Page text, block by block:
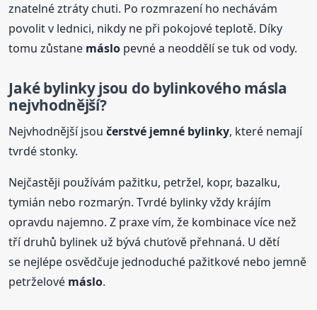
znatelné ztráty chuti. Po rozmrazení ho nechávám
povolit v lednici, nikdy ne při pokojové teplotě. Díky
tomu zůstane máslo pevné a neoddělí se tuk od vody.
Jaké bylinky jsou do bylinkového másla
nejvhodnější?
Nejvhodnější jsoučerstvé jemné bylinky, které nemají
tvrdé stonky.
Nejčastěji používám pažitku, petržel, kopr, bazalku,
tymián nebo rozmarýn. Tvrdé bylinky vždy krájím
opravdu najemno. Z praxe vím, že kombinace více než
tří druhů bylinek už bývá chuťově přehnaná. U dětí
se nejlépe osvědčuje jednoduché pažitkové nebo jemně
petrželové máslo.